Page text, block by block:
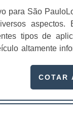
para São
tipos de
altamente
COTAR